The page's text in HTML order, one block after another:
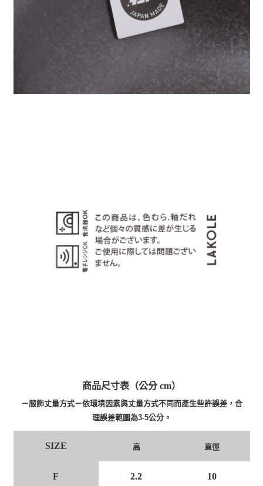
商品尺寸表（公分 cm）
－服飾丈量方式－依環境因素與丈量方式不同而產生些許誤差，合
理誤差範圍為3-5公分。
SIZE 高 直徑
F 2.2 10